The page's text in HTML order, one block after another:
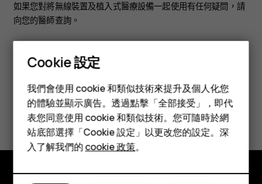
智慧型手機
功能型手機
配件
平板電腦
如果您對將無線裝置及植入式醫療設備一起使用有任何疑問，請
向您的醫師查詢。
您認為這有幫助嗎？
是 否
Cookie 設定
我們會使用 cookie 和類似技術來提升及個人化您
的體驗並顯示廣告。透過點擊「全部接受」，即代
表您同意使用 cookie 和類似技術。您可隨時於網
站底部選擇「Cookie 設定」以更改您的設定。深
入了解我們的cookie 政策。